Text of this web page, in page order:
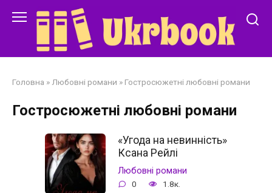
Головна »Любовні романи » Гостросюжетні любовні романи
Гостросюжетні любовні романи
«Угода на невинність»
Ксана Рейлі
Любовні романи
0 1.8к.